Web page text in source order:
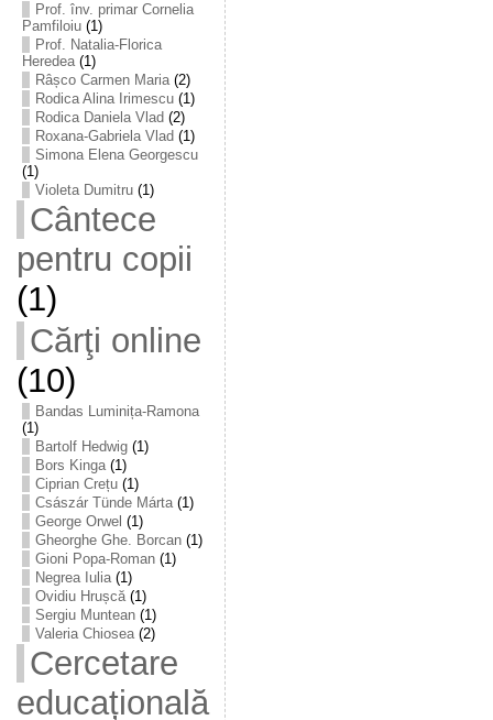
Prof. înv. primar Cornelia
Pamfiloiu(1)
Prof. Natalia-Florica
Heredea(1)
Râșco Carmen Maria(2)
Rodica Alina Irimescu(1)
Rodica Daniela Vlad (2)
Roxana-Gabriela Vlad (1)
Simona Elena Georgescu
(1)
Violeta Dumitru(1)
Cântece
pentru copii
(1)
Cărţi online
(10)
Bandas Luminița-Ramona
(1)
Bartolf Hedwig(1)
Bors Kinga(1)
Ciprian Crețu(1)
Császár Tünde Márta(1)
George Orwel (1)
Gheorghe Ghe. Borcan(1)
Gioni Popa-Roman(1)
Negrea Iulia(1)
Ovidiu Hrușcă(1)
Sergiu Muntean(1)
Valeria Chiosea(2)
Cercetare
educațională